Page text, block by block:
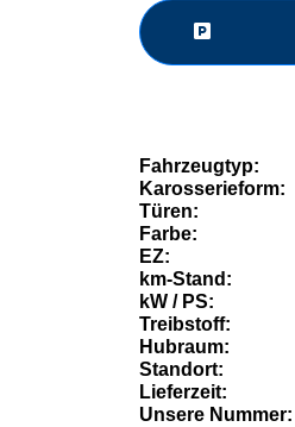
Fahrzeugtyp:
Karosserieform:
Türen:
Farbe:
EZ:
km-Stand:
kW / PS:
Treibstoff:
Hubraum:
Standort:
Lieferzeit:
Unsere Nummer: